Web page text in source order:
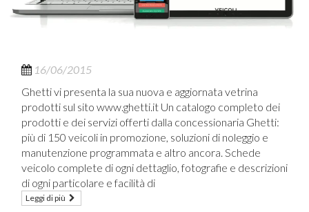
16/06/2015
Ghetti vi presenta la sua nuova e aggiornata vetrina
prodotti sul sito www.ghetti.it Un catalogo completo dei
prodotti e dei servizi offerti dalla concessionaria Ghetti:
più di 150 veicoli in promozione, soluzioni di noleggio e
manutenzione programmata e altro ancora. Schede
veicolo complete di ogni dettaglio, fotografie e descrizioni
di ogni particolare e facilità di
Leggi di più